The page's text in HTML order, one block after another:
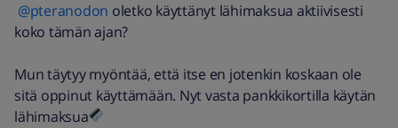
@pteranodon oletko käyttänyt lähimaksua aktiivisesti
koko tämän ajan?
Mun täytyy myöntää, että itse en jotenkin koskaan ole
sitä oppinut käyttämään. Nyt vasta pankkikortilla käytän
lähimaksua